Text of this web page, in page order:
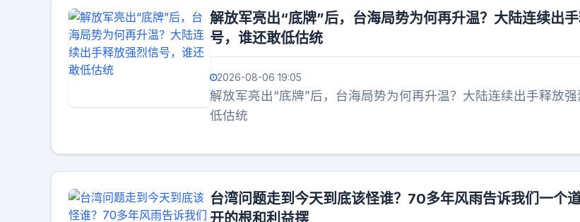
解放军亮出“底牌”后，台海局势为何再升温？大陆连续出
号，谁还敢低估统
2026-08-06 19:05
解放军亮出“底牌”后，台海局势为何再升温？大陆连续出手释放
低估统
台湾问题走到今天到底该怪谁？70多年风雨告诉我们一个
开的根和利益摆